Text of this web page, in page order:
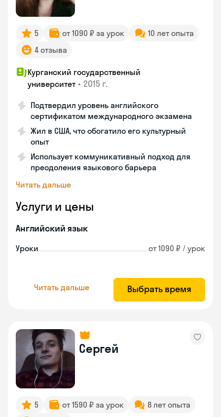
5 от 1090 ₽ за урок
10 лет опыта
4 отзыва
Курганский государственный
университет • 2015 г.
Подтвердил уровень английского
сертификатом международного экзамена
Жил в США, что обогатило его культурный
опыт
Использует коммуникативный подход для
преодоления языкового барьера
Читать дальше
Услуги и цены
Английский язык
Уроки от 1090 ₽ / урок
Читать дальше Выбрать время
Сергей
5 от 1590 ₽ за урок
8 лет опыта